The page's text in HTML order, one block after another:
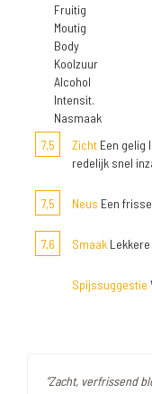
Fruitig
Moutig
Body
Koolzuur
Alcohol
Intensit.
Nasmaak
7,5
Zicht Een gelig
redelijk snel
7,5 Neus Een
7,6 Smaak
Spijssuggestie
"Zacht, verfrissend